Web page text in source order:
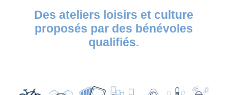
Des ateliers loisirs et culture
proposés par des bénévoles
qualifiés.